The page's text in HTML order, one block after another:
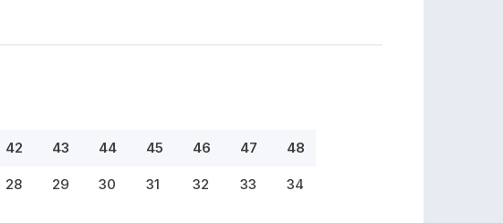
42 43 44 45 46 47 48
28 29 30 31 32 33 34